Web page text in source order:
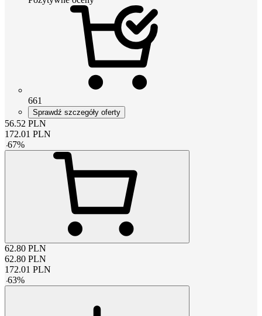
661
Sprawdź szczegóły oferty
56.52 PLN
172.01 PLN
-67%
62.80 PLN
62.80 PLN
172.01 PLN
-63%